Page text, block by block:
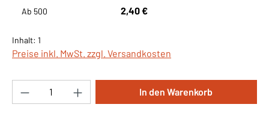
Ab 500 2,40 €
Inhalt: 1
Preise inkl. MwSt. zzgl. Versandkosten
Produkt Anzahl: Gib den gewünschten
In den Warenkorb